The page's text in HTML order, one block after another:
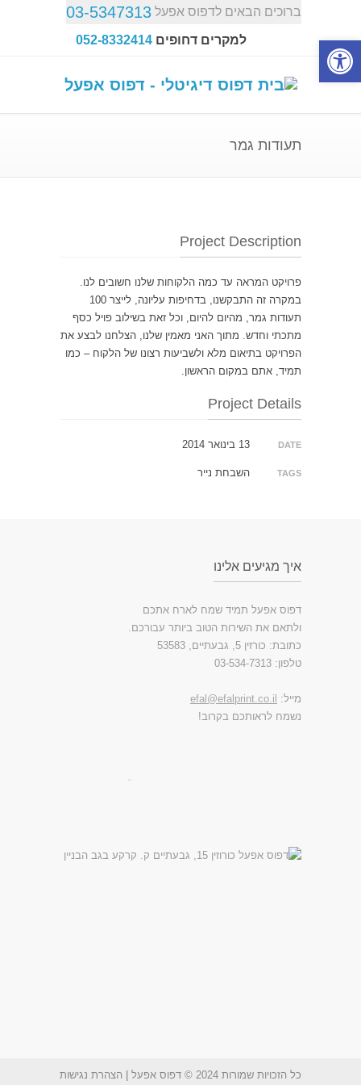
ברוכים הבאים לדפוס אפעל 03-5347313
למקרים דחופים 052-8332414
תעודות גמר
Project Description
פרויקט המראה עד כמה הלקוחות שלנו חשובים לנו.
במקרה זה התבקשנו, בדחיפות עליונה, לייצר 100
תעודות גמר, מהיום להיום, וכל זאת בשילוב פויל כסף
מתכתי וחדש. מתוך האני מאמין שלנו, הצלחנו לבצע את
הפרויקט בתיאום מלא ולשביעות רצונו של הלקוח – כמו
תמיד, אתם במקום הראשון.
Project Details
DATE
TAGS השבחת נייר
איך מגיעים אלינו
דפוס אפעל תמיד שמח לארח אתכם
ולתאם את השירות הטוב ביותר עבורכם.
כתובת: כורזין 5, גבעתיים, 53583
טלפון: 03-534-7313
מייל: efal@efalprint.co.il
נשמח לראותכם בקרוב!
כל הזכויות שמורות 2024 © דפוס אפעל הצהרת נגישות
פתח סרגל נגישות